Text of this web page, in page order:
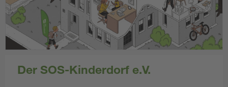
Der SOS-Kinderdorf e.V.